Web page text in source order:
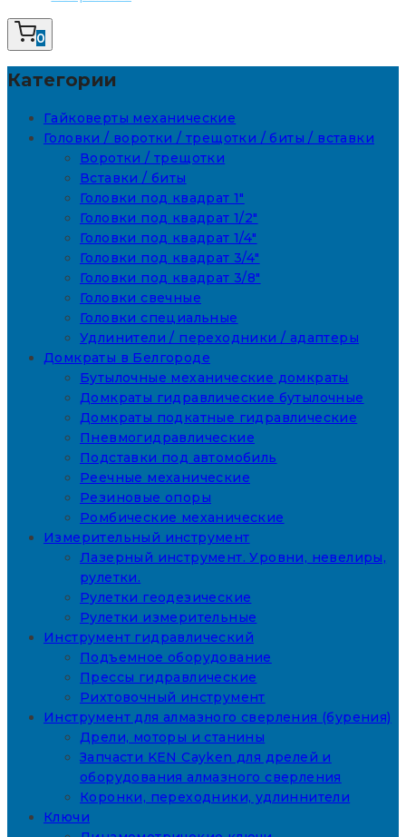
0
Категории
Гайковерты механические
Головки / воротки / трещотки / биты / вставки
Воротки / трещотки
Вставки / биты
Головки под квадрат 1"
Головки под квадрат 1/2"
Головки под квадрат 1/4"
Головки под квадрат 3/4"
Головки под квадрат 3/8"
Головки свечные
Головки специальные
Удлинители / переходники / адаптеры
Домкраты в Белгороде
Бутылочные механические домкраты
Домкраты гидравлические бутылочные
Домкраты подкатные гидравлические
Пневмогидравлические
Подставки под автомобиль
Реечные механические
Резиновые опоры
Ромбические механические
Измерительный инструмент
Лазерный инструмент. Уровни, невелиры,
рулетки.
Рулетки геодезические
Рулетки измерительные
Инструмент гидравлический
Подъемное оборудование
Прессы гидравлические
Рихтовочный инструмент
Инструмент для алмазного сверления (бурения)
Дрели, моторы и станины
Запчасти KEN Cayken для дрелей и
оборудования алмазного сверления
Коронки, переходники, удлиннители
Ключи